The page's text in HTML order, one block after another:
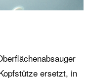
ersetzt, in